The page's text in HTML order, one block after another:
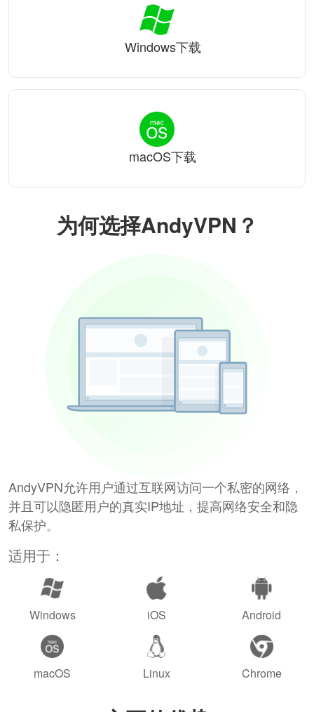
为何选择AndyVPN？
AndyVPN允许用户通过互联网访问一个私密的网络，
并且可以隐匿用户的真实IP地址，提高网络安全和隐
私保护。
适用于：
Windows iOS Android
macOS Linux Chrome
Windows下载
macOS下载